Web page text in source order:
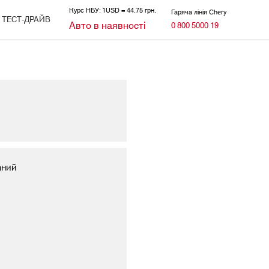
ТЕСТ-ДРАЙВ
Курс НБУ: 1USD = 44.75 грн.
Авто в наявності
Гаряча лінія Chery
0 800 5000 19